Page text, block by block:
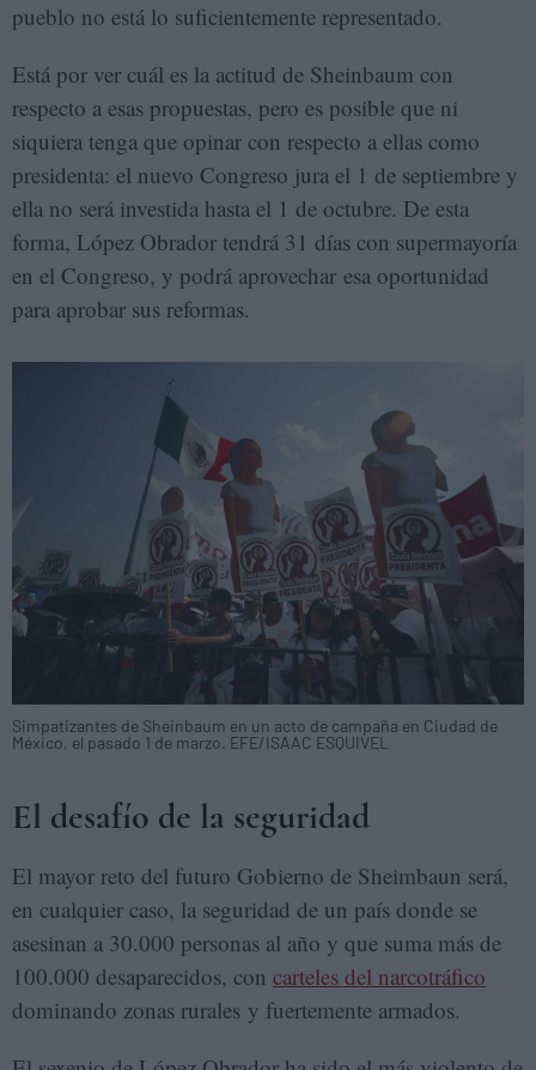
pueblo no está lo suficientemente representado.
Está por ver cuál es la actitud de Sheinbaum con
respecto a esas propuestas, pero es posible que ni
siquiera tenga que opinar con respecto a ellas como
presidenta: el nuevo Congreso jura el 1 de septiembre y
ella no será investida hasta el 1 de octubre. De esta
forma, López Obrador tendrá 31 días con supermayoría
en el Congreso, y podrá aprovechar esa oportunidad
para aprobar sus reformas.
Simpatizantes de Sheinbaum en un acto de campaña en Ciudad de
México, el pasado 1 de marzo. EFE/ISAAC ESQUIVEL
El desafío de la seguridad
El mayor reto del futuro Gobierno de Sheimbaun será,
en cualquier caso, la seguridad de un país donde se
asesinan a 30.000 personas al año y que suma más de
100.000 desaparecidos, con carteles del narcotráfico
dominando zonas rurales y fuertemente armados.